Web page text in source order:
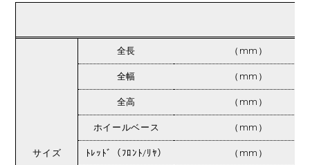
サイズ
全長 （mm）
全幅 （mm）
全高 （mm）
ホイールベース （mm）
ﾄﾚｯﾄﾞ（ﾌﾛﾝﾄ/ﾘﾔ） （mm）